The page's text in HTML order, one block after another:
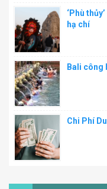
‘Phù
hạ chí
Bali công
Chi Phí